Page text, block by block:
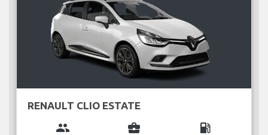
RENAULT CLIO ESTATE
group business_center local_gas_station